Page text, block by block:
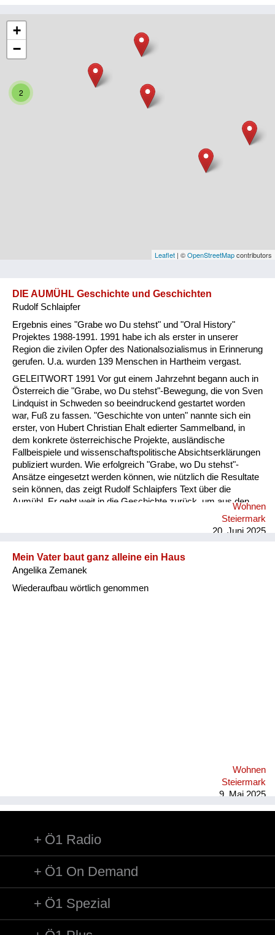
Bundesland
Kärnten
Vorarlberg
Besatzungsmächte
Frauen, Mütter, Kinder
Versorgung
Heimkehrer
Fluchtgeschichten
Familiengeschichten
Schule und Ausbildung
Wohnen
2
+
−
Leaflet | ©OpenStreetMapcontributors
DIE AUMÜHL Geschichte und Geschichten
Rudolf Schlaipfer
Ergebnis eines "Grabe wo Du stehst" und "Oral History"
Projektes 1988-1991. 1991 habe ich als erster in unserer
Region die zivilen Opfer des Nationalsozialismus in Erinnerung
gerufen. U.a. wurden 139 Menschen in Hartheim vergast.
GELEITWORT 1991 Vor gut einem Jahrzehnt begann auch in
Österreich die "Grabe, wo Du stehst"-Bewegung, die von Sven
Lindquist in Schweden so beeindruckend gestartet worden
war, Fuß zu fassen. "Geschichte von unten" nannte sich ein
erster, von Hubert Christian Ehalt edierter Sammelband, in
dem konkrete österreichische Projekte, ausländische
Fallbeispiele und wissenschaftspolitische Absichtserklärungen
publiziert wurden. Wie erfolgreich "Grabe, wo Du stehst"-
Ansätze eingesetzt werden können, wie nützlich die Resultate
sein können, das zeigt Rudolf Schlaipfers Text über die
Aumühl. Er geht weit in die Geschichte zurück, um aus den
Dokumenten der Archive frühere Jahrhunderte ins Blickfeld zu
rücken. Sobald aber die moderne Industriegesellschaft
Qualität dieses neuen historischen Arbeitens sichtbar. Im
Leben in der Kolonie verschränken sich Beruf, Alltag, Kultur
und Familie zu einem bunten Bild, werden Lebensschicksale
un...
Wohnen
Steiermark
20. Juni 2025
Mein Vater baut ganz alleine ein Haus
Angelika Zemanek
Wiederaufbau wörtlich genommen
Wohnen
Steiermark
9. Mai 2025
Ö1 Radio
Ö1 On Demand
Ö1 Spezial